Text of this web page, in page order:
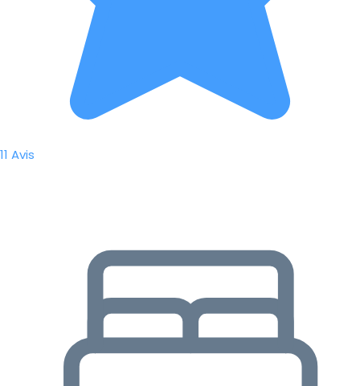
11 Avis